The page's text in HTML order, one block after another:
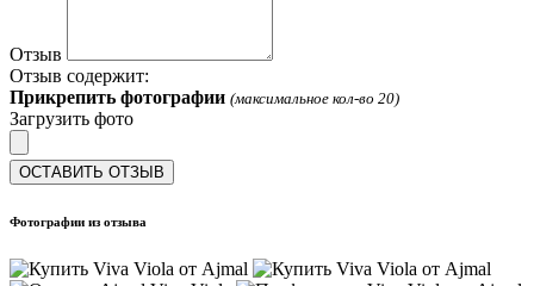
Отзыв
Отзыв содержит:
Прикрепить фотографии (максимальное кол-во 20)
Загрузить фото
ОСТАВИТЬ ОТЗЫВ
Фотографии из отзыва